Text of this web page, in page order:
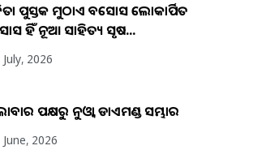
ପୁସ୍ତକ ମୁଠାଏ ଅବସୋସ ଲୋକାର୍ପିତ
ହିଁ ନୂଆ ସାହିତ୍ୟ ସୃଷ...
2026
ପକ୍ଷରୁ ନୁଓ୍ବା ଡାଏମଣ୍ଡ ସମ୍ଭାର
June, 2026